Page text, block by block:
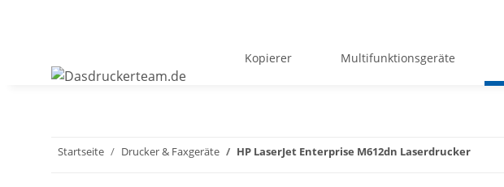
Kopierer Multifunktionsgeräte
Startseite Drucker & Faxgeräte HP LaserJet Enterprise M612dn Laserdrucker